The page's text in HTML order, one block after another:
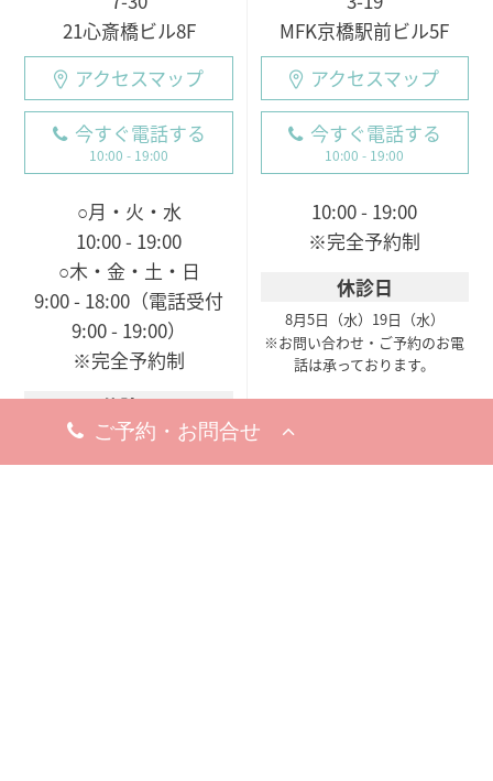
21心斎橋ビル8F
アクセスマップ
今すぐ電話する
10:00 - 19:00
○月・火・水
10:00 - 19:00
○木・金・土・日
9:00 - 18:00（電話受付
9:00 - 19:00）
※完全予約制
休診日
8月18日（火）
※お問い合わせ・ご予約のお電
MFK京橋駅前ビル5F
アクセスマップ
今すぐ電話する
10:00 - 19:00
10:00 - 19:00
※完全予約制
休診日
8月5日（水） 19日（水）
※お問い合わせ・ご予約のお電
話は承っております。